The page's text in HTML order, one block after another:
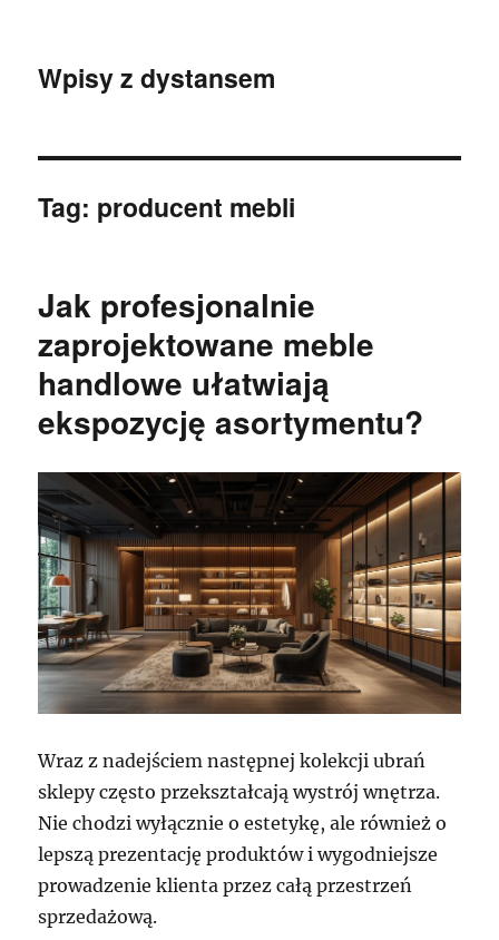
Wpisy z dystansem
Tag: producent mebli
Jak profesjonalnie
zaprojektowane meble
handlowe ułatwiają
ekspozycję asortymentu?
Wraz z nadejściem następnej kolekcji ubrań
sklepy często przekształcają wystrój wnętrza.
Nie chodzi wyłącznie o estetykę, ale również o
lepszą prezentację produktów i wygodniejsze
prowadzenie klienta przez całą przestrzeń
sprzedażową.